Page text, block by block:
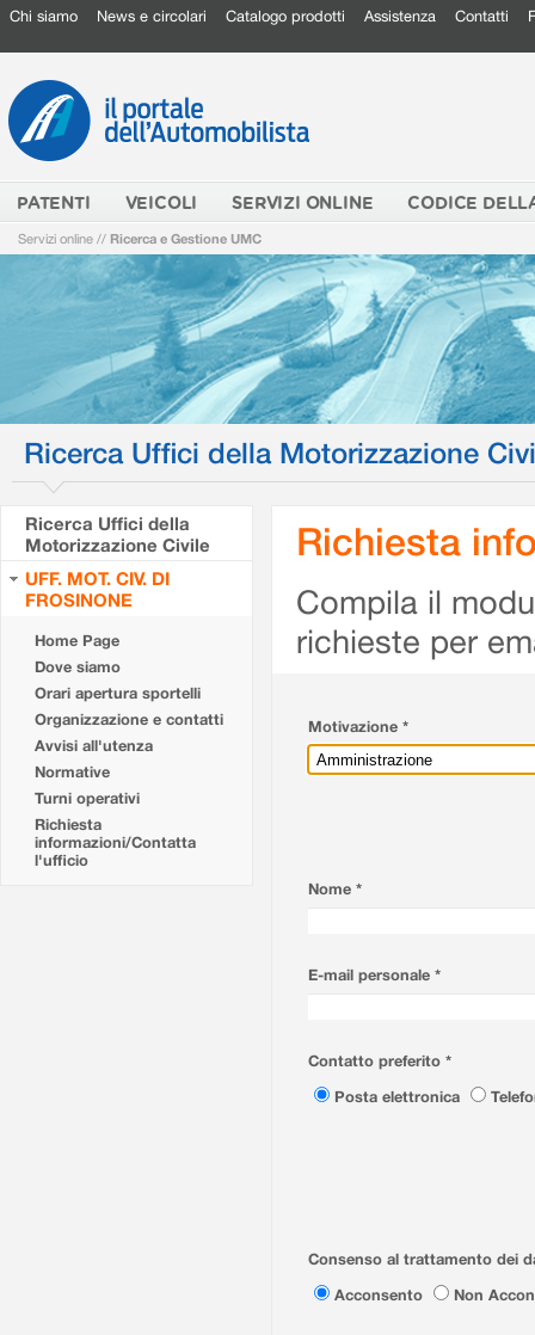
Chi siamo News e circolari Catalogo prodotti Assistenza Contatti
PATENTI VEICOLI SERVIZI ONLINE CODICE
Servizi online // Ricerca e Gestione UMC
Ricerca Uffici della Motorizzazione
Ricerca Uffici della
Motorizzazione Civile
UFF. MOT. CIV. DI
FROSINONE
Home Page
Dove siamo
Orari apertura sportelli
Organizzazione e contatti
Avvisi all'utenza
Normative
Turni operativi
Richiesta
informazioni/Contatta
l'ufficio
Richiesta
Compila il
richieste per
Motivazione *
Nome *
E-mail personale *
Contatto preferito *
Posta elettronica
Consenso al trattamento dei
Acconsento
Non